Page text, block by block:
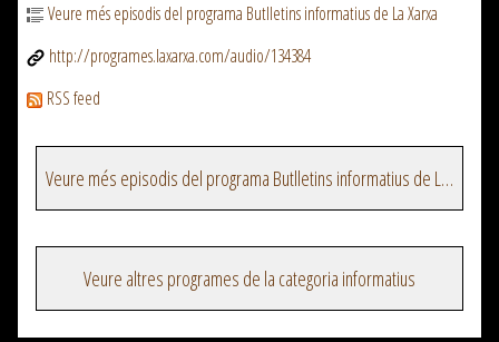
Veure més episodis del programa Butlletins informatius de La Xarxa
http://programes.laxarxa.com/audio/134384
RSS feed
Veure més episodis del programa Butlletins informatius de La Xarxa
Veure altres programes de la categoria informatius